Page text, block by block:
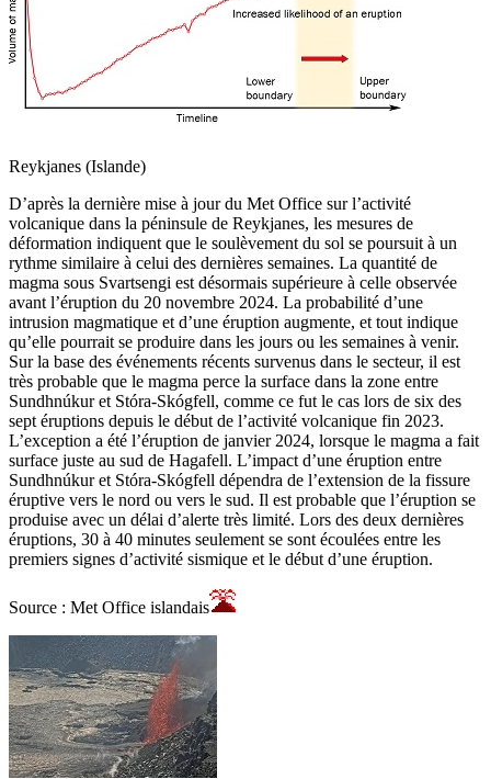
Reykjanes (Islande)
D’après la dernière mise à jour du Met Office sur l’activité
volcanique dans la péninsule de Reykjanes, les mesures de
déformation indiquent que le soulèvement du sol se poursuit à un
rythme similaire à celui des dernières semaines. La quantité de
magma sous Svartsengi est désormais supérieure à celle observée
avant l’éruption du 20 novembre 2024. La probabilité d’une
intrusion magmatique et d’une éruption augmente, et tout indique
qu’elle pourrait se produire dans les jours ou les semaines à venir.
Sur la base des événements récents survenus dans le secteur, il est
très probable que le magma perce la surface dans la zone entre
Sundhnúkur et Stóra-Skógfell, comme ce fut le cas lors de six des
sept éruptions depuis le début de l’activité volcanique fin 2023.
L’exception a été l’éruption de janvier 2024, lorsque le magma a fait
surface juste au sud de Hagafell. L’impact d’une éruption entre
Sundhnúkur et Stóra-Skógfell dépendra de l’extension de la fissure
éruptive vers le nord ou vers le sud. Il est probable que l’éruption se
produise avec un délai d’alerte très limité. Lors des deux dernières
éruptions, 30 à 40 minutes seulement se sont écoulées entre les
premiers signes d’activité sismique et le début d’une éruption.
Source : Met Office islandais